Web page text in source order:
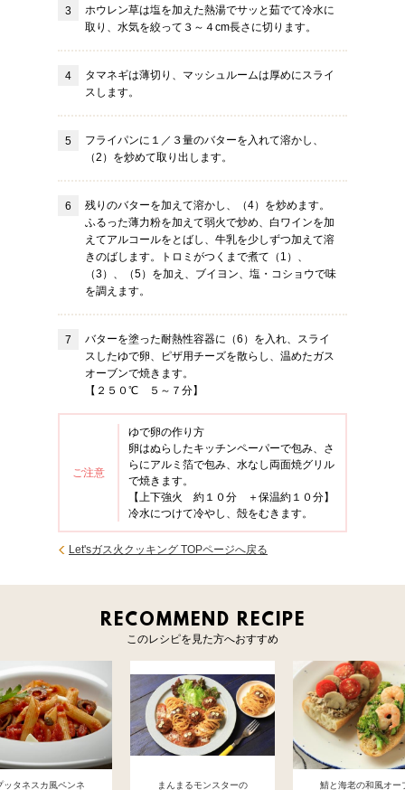
ホウレン草は塩を加えた熱湯でサッと茹でて冷水に
取り、水気を絞って３～４cm長さに切ります。
タマネギは薄切り、マッシュルームは厚めにスライ
スします。
フライパンに１／３量のバターを入れて溶かし、
（2）を炒めて取り出します。
残りのバターを加えて溶かし、（4）を炒めます。
ふるった薄力粉を加えて弱火で炒め、白ワインを加
えてアルコールをとばし、牛乳を少しずつ加えて溶
きのばします。トロミがつくまで煮て（1）、
（3）、（5）を加え、ブイヨン、塩・コショウで味
を調えます。
バターを塗った耐熱性容器に（6）を入れ、スライ
スしたゆで卵、ピザ用チーズを散らし、温めたガス
オーブンで焼きます。
【２５０℃ ５～７分】
ご注意
ゆで卵の作り方
卵はぬらしたキッチンペーパーで包み、さ
らにアルミ箔で包み、水なし両面焼グリル
で焼きます。
【上下強火 約１０分 ＋保温約１０分】
冷水につけて冷やし、殻をむきます。
Let'sガス火クッキング TOPページへ戻る
RECOMMEND RECIPE
このレシピを見た方へおすすめ
ッタネスカ風ペンネ まんまるモンスターの 鯖と海老の和風オー